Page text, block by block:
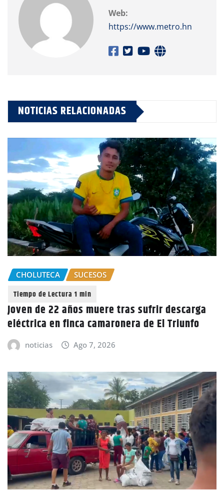
Web:
https://www.metro.hn
NOTICIAS RELACIONADAS
CHOLUTECA SUCESOS
Joven de 22 años muere tras sufrir descarga
eléctrica en finca camaronera de El Triunfo
noticias Ago 7, 2026